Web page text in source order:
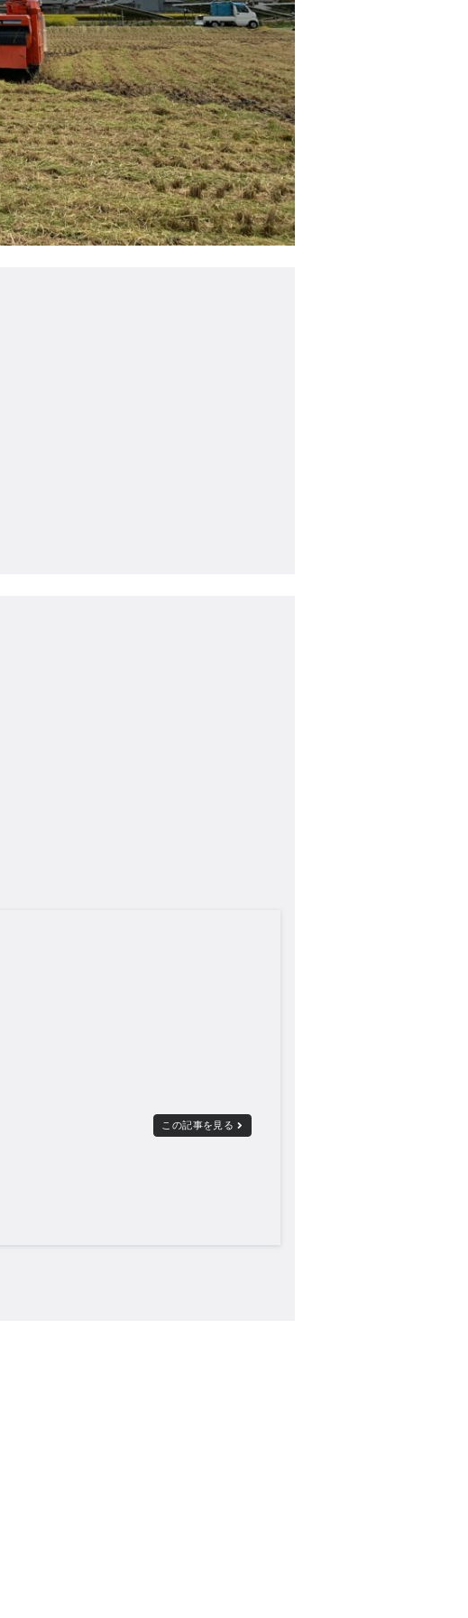
この記事を見る